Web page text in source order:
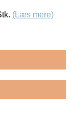
(Læs mere)